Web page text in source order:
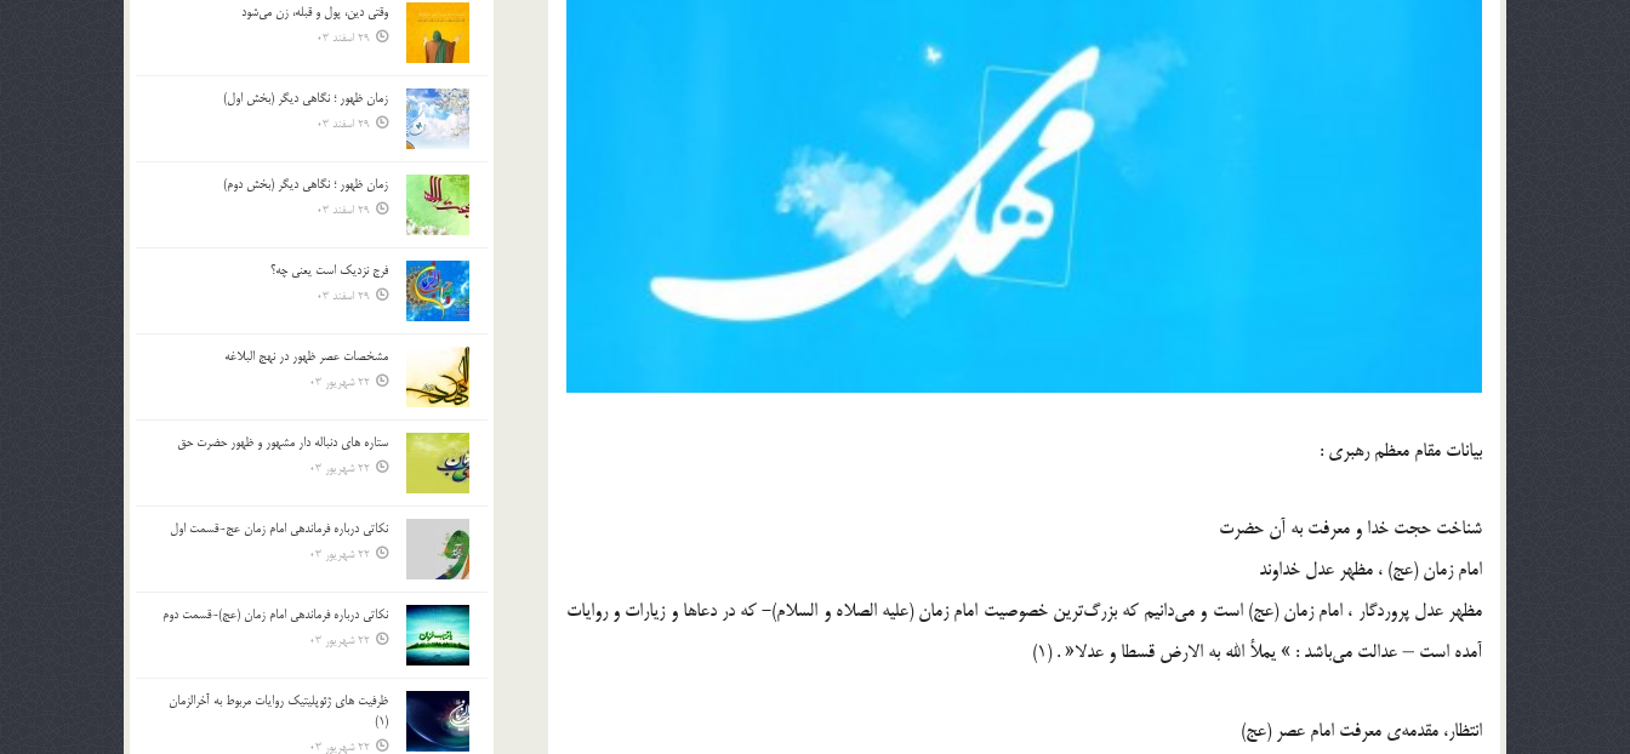
بیانات مقام معظم رهبری :
شناخت حجت خدا و معرفت به آن حضرت
امام زمان (عج) ، مظهر عدل خداوند
مظهر عدل پروردگار ، امام زمان (عج) است و مى‌دانيم كه بزرگ‌ترين خصوصيت امام زمان (عليه الصلاه و السلام)- كه در دعاها و زيارات و روايات
آمده است – عدالت مى‌باشد : » يملأ الله به الارض قسطا و عدلا« . (1)
انتظار، مقدمه‌ى معرفت امام عصر (عج)
وقتی دین، پول و قبله، زن می‌شود
29 اسفند 03
زمان ظهور ؛ نگاهی دیگر (بخش اول)
29 اسفند 03
زمان ظهور ؛ نگاهی دیگر (بخش دوم)
29 اسفند 03
فرج نزدیک است یعنی چه؟
29 اسفند 03
مشخصات عصر ظهور در نهج البلاغه
22 شهریور 03
ستاره های دنباله دار مشهور و ظهور حضرت حق
22 شهریور 03
نکاتى درباره فرماندهى امام زمان عج-قسمت اول
22 شهریور 03
نکاتى درباره فرماندهى امام زمان (عج)-قسمت دوم
22 شهریور 03
ظرفیت های ژئوپلیتیک روایات مربوط به آخرالزمان
(1)
22 شهریور 03